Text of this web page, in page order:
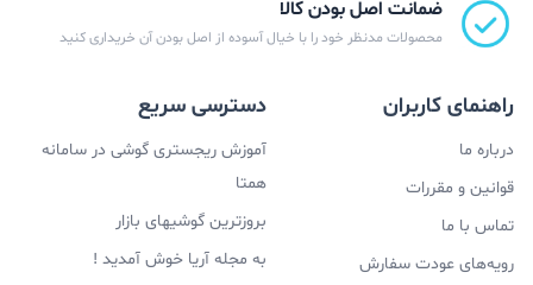
ضمانت اصل بودن کالا
محصولات مدنظر خود را با خیال آسوده از اصل بودن آن خریداری کنید
راهنمای کاربران
درباره ما
قوانین و مقررات
تماس با ما
رویه‌های عودت سفارش
دسترسی سریع
آموزش ریجستری گوشی در سامانه
همتا
بروزترین گوشیهای بازار
به مجله آریا خوش آمدید !